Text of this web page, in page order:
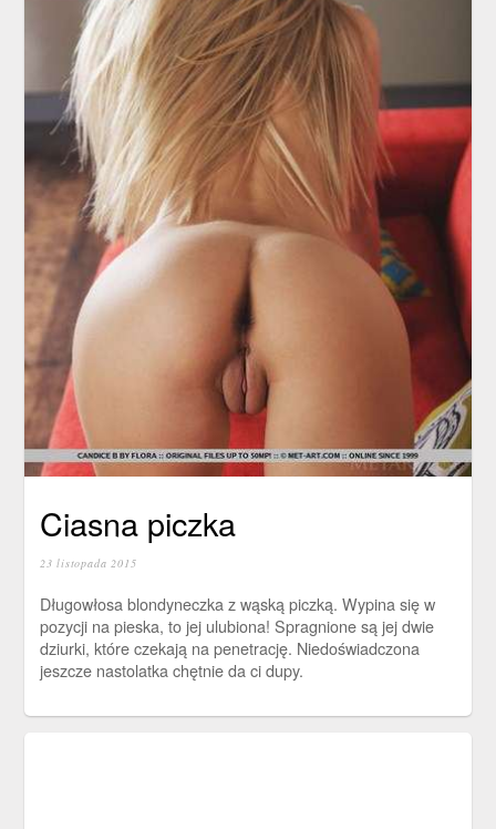
Ciasna piczka
23 listopada 2015
Długowłosa blondyneczka z wąską piczką. Wypina się w
pozycji na pieska, to jej ulubiona! Spragnione są jej dwie
dziurki, które czekają na penetrację. Niedoświadczona
jeszcze nastolatka chętnie da ci dupy.